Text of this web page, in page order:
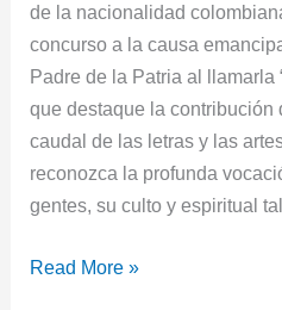
de la nacionalidad
concurso a la causa
Padre de la Patria al llamarla
que destaque la contribución
caudal de las letras y las
reconozca la profunda
gentes, su culto y espiritual
Read More »